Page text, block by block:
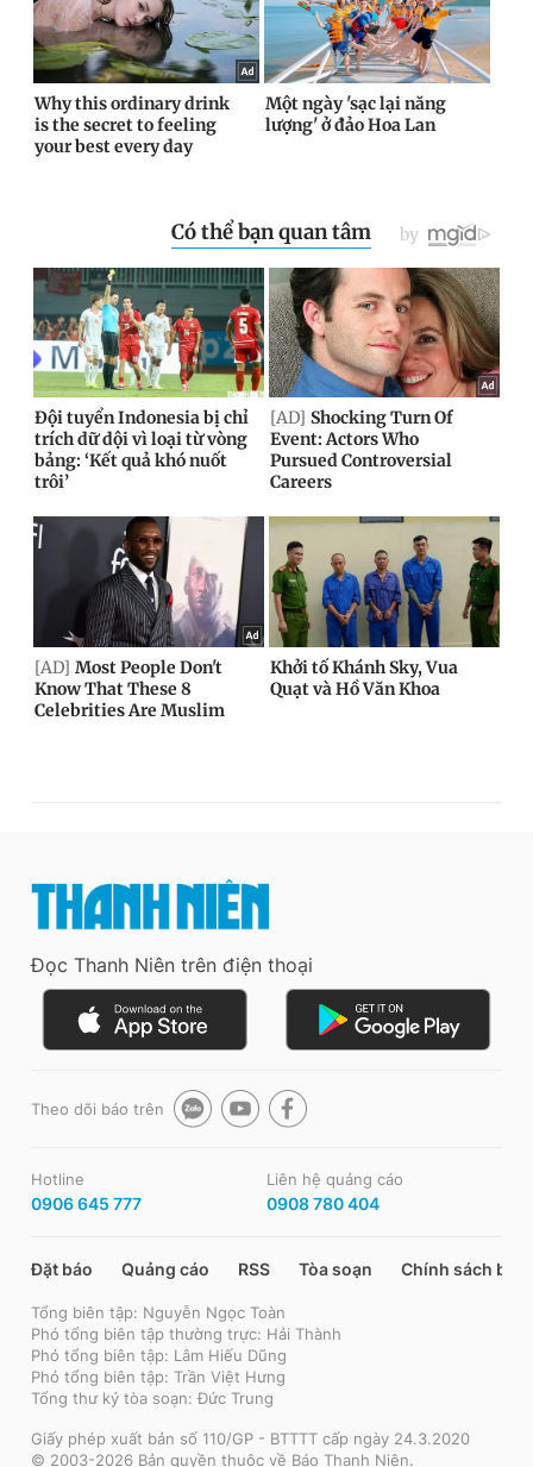
Đọc Thanh Niên trên điện thoại
Theo dõi báo trên
Hotline
0906 645 777
Liên hệ quảng cáo
0908 780 404
Đặt báo Quảng cáo RSS Tòa soạn Chính sách bảo
Tổng biên tập: Nguyễn Ngọc Toàn
Phó tổng biên tập thường trực: Hải Thành
Phó tổng biên tập: Lâm Hiếu Dũng
Phó tổng biên tập: Trần Việt Hưng
Tổng thư ký tòa soạn: Đức Trung
Giấy phép xuất bản số 110/GP - BTTTT cấp ngày 24.3.2020
© 2003-2026 Bản quyền thuộc về Báo Thanh Niên.